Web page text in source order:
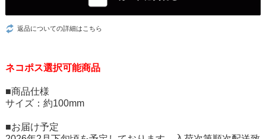
返品についての詳細はこちら
ネコポス選択可能商品
■商品仕様
サイズ：約100mm
■お届け予定